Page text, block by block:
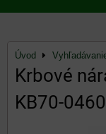
Úvod
Krbové
KB70-